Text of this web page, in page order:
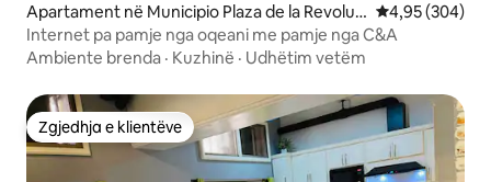
Apartament në Municipio Plaza de la Revoluci
ón, reparto Vedado
Vlerësimi
4,95 (304)
Internet pa pamje nga oqeani me pamje nga C&A
Ambiente brenda · Kuzhinë · Udhëtim vetëm
Zgjedhja e klientëve
Zgjedhja e klientëve